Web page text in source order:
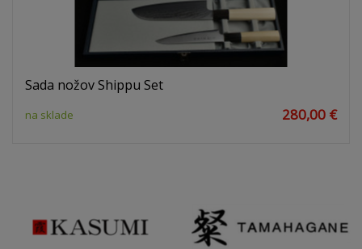
Sada nožov Shippu Set
na sklade 280,00 €